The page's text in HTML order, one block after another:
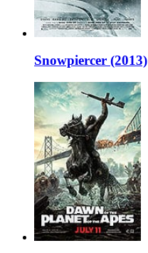
Snowpiercer (2013)